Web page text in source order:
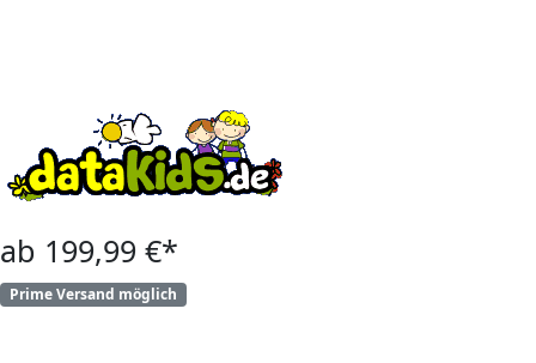
ab 199,99 €*
Prime Versand möglich